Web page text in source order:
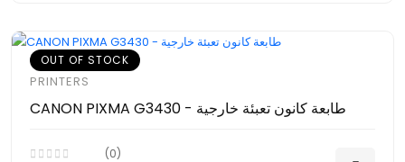
OUT OF STOCK
PRINTERS
CANON PIXMA G3430 - طابعة كانون تعبئة خارجية
(0)